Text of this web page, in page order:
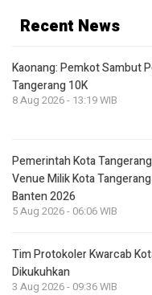
Recent News
Kaonang: Pemkot Sambut
Tangerang 10K
8 Aug 2026 - 13:19 WIB
Pemerintah Kota
Venue Milik Kota
Banten 2026
5 Aug 2026 - 06:06 WIB
Tim Protokoler Kwarcab
Dikukuhkan
3 Aug 2026 - 09:36 WIB